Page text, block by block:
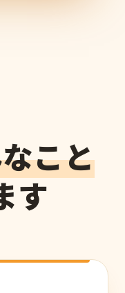
こと
す